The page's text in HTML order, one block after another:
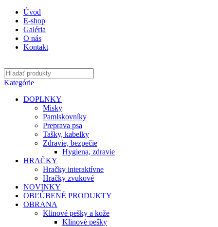
Úvod
E-shop
Galéria
O nás
Kontakt
Kategórie
DOPLNKY
Misky
Pamlskovníky
Preprava psa
Tašky, kabelky
Zdravie, bezpečie
Hygiena, zdravie
HRAČKY
Hračky interaktívne
Hračky zvukové
NOVINKY
OBĽÚBENÉ PRODUKTY
OBRANA
Klinové pešky a kože
Klinové pešky